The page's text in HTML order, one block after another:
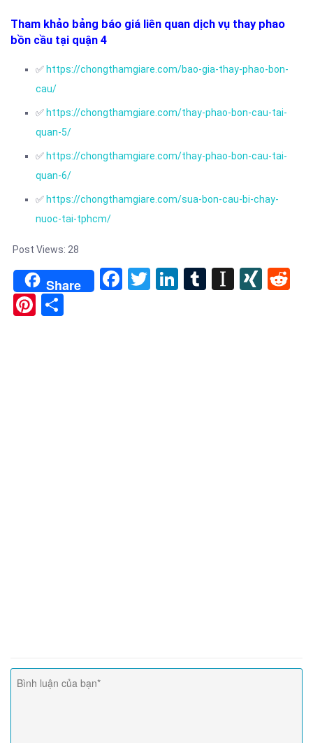
Tham khảo bảng báo giá liên quan dịch vụ thay phao
bồn cầu tại quận 4
✅ https://chongthamgiare.com/bao-gia-thay-phao-bon-
cau/
✅ https://chongthamgiare.com/thay-phao-bon-cau-tai-
quan-5/
✅ https://chongthamgiare.com/thay-phao-bon-cau-tai-
quan-6/
✅ https://chongthamgiare.com/sua-bon-cau-bi-chay-
nuoc-tai-tphcm/
Post Views: 28
Share Facebook
TwitterLinkedIn
Tumblr
Pinterest